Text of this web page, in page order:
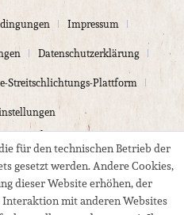
Impressum
Datenschutzerklärung
Streitschlichtungs-Plattform
Electrics
für den technischen Betrieb der
gesetzt werden. Andere Cookies,
dieser Website erhöhen, der
mit anderen Websites